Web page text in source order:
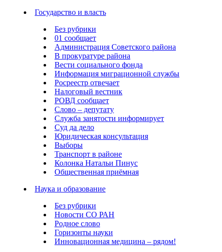
Государство и власть
Без рубрики
01 сообщает
Администрация Советского района
В прокуратуре района
Вести социального фонда
Информация миграционной службы
Росреестр отвечает
Налоговый вестник
РОВД сообщает
Слово – депутату
Служба занятости информирует
Суд да дело
Юридическая консультация
Выборы
Транспорт в районе
Колонка Натальи Пинус
Общественная приёмная
Наука и образование
Без рубрики
Новости СО РАН
Родное слово
Горизонты науки
Инновационная медицина – рядом!